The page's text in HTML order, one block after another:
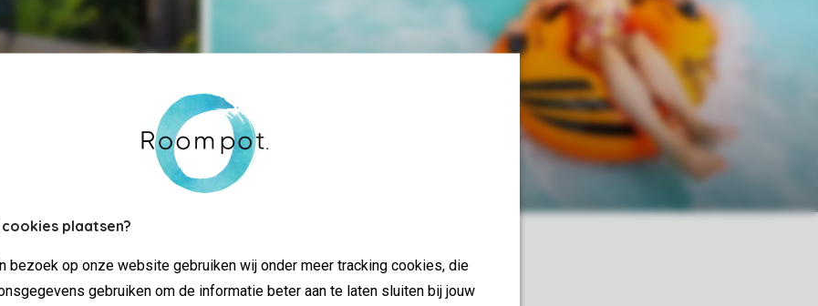
plaatsen?
bezoek op onze website gebruiken wij onder meer tracking cookies, die
gebruiken om de informatie beter aan te laten sluiten bij jouw
Plaisir aquatique
Découvrez nos offres